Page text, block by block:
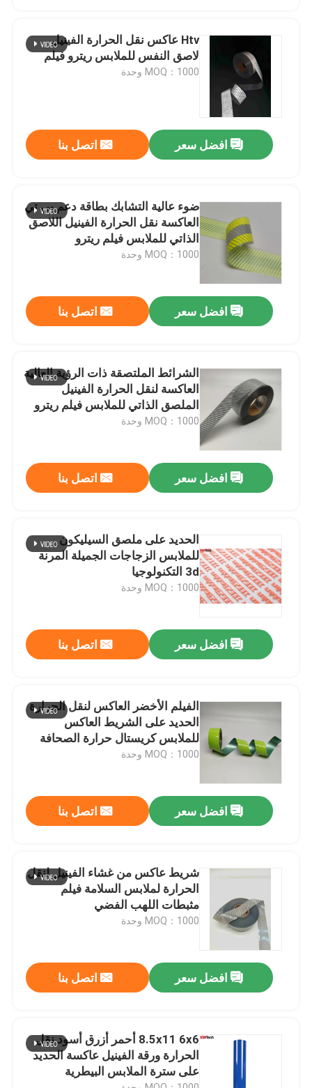
جولة في المعمل
اتصل بنا
أخبار
جميع القضايا
طلب اقتباس
نسيج عاكس
Htv عاكس نقل الحرارة الفينيل
لاصق النفس للملابس ريترو فيلم
MOQ：1000 وحدة
افضل سعر اتصل بنا
ضوء عالية التشابك بطاقة دعم بي تي
العاكسة نقل الحرارة الفينيل اللاصق
الذاتي للملابس فيلم ريترو
MOQ：1000 وحدة
افضل سعر اتصل بنا
الشرائط الملتصقة ذات الرؤية العالية
العاكسة لنقل الحرارة الفينيل
الملصق الذاتي للملابس فيلم ريترو
MOQ：1000 وحدة
افضل سعر اتصل بنا
الحديد على ملصق السيليكون
للملابس الزجاجات الجميلة المرنة
3d التكنولوجيا
MOQ：1000 وحدة
افضل سعر اتصل بنا
الفيلم الأخضر العاكس لنقل الحرارة
الحديد على الشريط العاكس
للملابس كريستال حرارة الصحافة
MOQ：1000 وحدة
افضل سعر اتصل بنا
شريط عاكس من غشاء الفينيل لنقل
الحرارة لملابس السلامة فيلم
مثبطات اللهب الفضي
MOQ：1000 وحدة
افضل سعر اتصل بنا
8.5x11 6x6 أحمر أزرق أسود نقل
الحرارة ورقة الفينيل عاكسة الحديد
على سترة الملابس البيطرية